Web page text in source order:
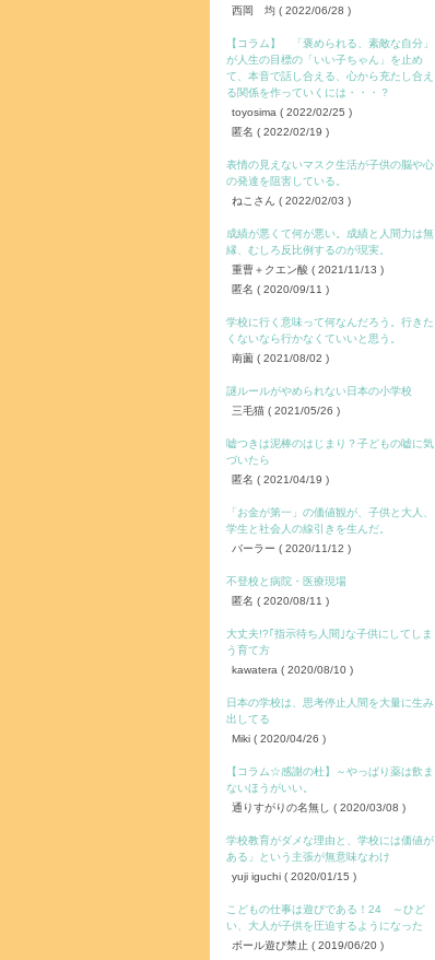
西岡 均 ( 2022/06/28 )
【コラム】 「褒められる、素敵な自分」
が人生の目標の「いい子ちゃん」を止め
て、本音で話し合える、心から充たし合え
る関係を作っていくには・・・？
toyosima ( 2022/02/25 )
匿名 ( 2022/02/19 )
表情の見えないマスク生活が子供の脳や心
の発達を阻害している。
ねこさん ( 2022/02/03 )
成績が悪くて何が悪い。成績と人間力は無
縁、むしろ反比例するのが現実。
重曹＋クエン酸 ( 2021/11/13 )
匿名 ( 2020/09/11 )
学校に行く意味って何なんだろう。行きた
くないなら行かなくていいと思う。
南薗 ( 2021/08/02 )
謎ルールがやめられない日本の小学校
三毛猫 ( 2021/05/26 )
嘘つきは泥棒のはじまり？子どもの嘘に気
づいたら
匿名 ( 2021/04/19 )
「お金が第一」の価値観が、子供と大人、
学生と社会人の線引きを生んだ。
バーラー ( 2020/11/12 )
不登校と病院・医療現場
匿名 ( 2020/08/11 )
大丈夫!?｢指示待ち人間｣な子供にしてしま
う育て方
kawatera ( 2020/08/10 )
日本の学校は、思考停止人間を大量に生み
出してる
Miki ( 2020/04/26 )
【コラム☆感謝の杜】～やっぱり薬は飲ま
ないほうがいい。
通りすがりの名無し ( 2020/03/08 )
学校教育がダメな理由と、学校には価値が
ある」という主張が無意味なわけ
yuji iguchi ( 2020/01/15 )
こどもの仕事は遊びである！24 ～ひど
い、大人が子供を圧迫するようになった
ボール遊び禁止 ( 2019/06/20 )